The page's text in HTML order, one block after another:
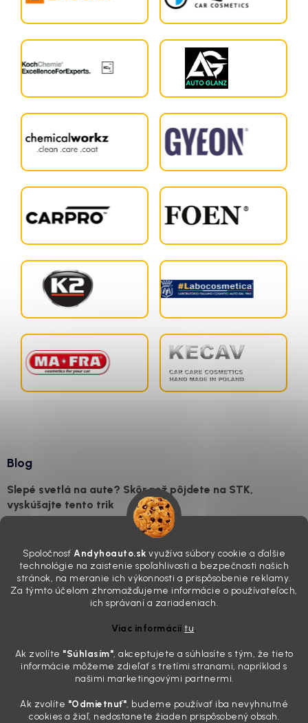
Spoločnosť Andyhoauto.sk využíva súbory cookie a ďalšie
technológie na zaistenie spoľahlivosti a bezpečnosti našich
stránok, na meranie ich výkonnosti a prispôsobenie reklamy.
Za týmto účelom zhromažďujeme informácie o používateľoch,
ich správaní a zariadeniach.
Viac informáciítu.
Ak zvolíte "Súhlasím", akceptujete a súhlasíte s tým, že tieto
informácie môžeme zdieľať s tretími stranami, napríklad s
našimi marketingovými partnermi.
Ak zvolíte "Odmietnuť", budeme používať iba nevyhnutné
cookies a žiaľ, nedostanete žiaden prispôsobený obsah.
Blog
Slepé svetlá na aute? Skôr než pôjdete na STK,
vyskúšajte tento trik
skutočnosti je? Často za to môžu práve „slepé“ svetlomety. Ten
mliečny, drsný povrch nie je len estetická vada. Keď slnko a soľ urobia
svoje, plexisklo začne svetlo rozptyľovať namiesto to...
Zabudnite na handru. Ak chcete mať auto naozaj čisté,
Poznáte ten moment. Vonku svieti slnko, vy sedíte v čerstvo
„upratanom“ aute, no pri pohľade na palubnú dosku vás ide poraziť. V
mriežkach ventilácie, okolo tlačidiel a v švíkoch sedačiek na vás stále
drzo pozerá prach. Handra ani vysávač tam jednodu...
Detailing nemusí stáť výplatu: 5 kúskov autokozmetiky,